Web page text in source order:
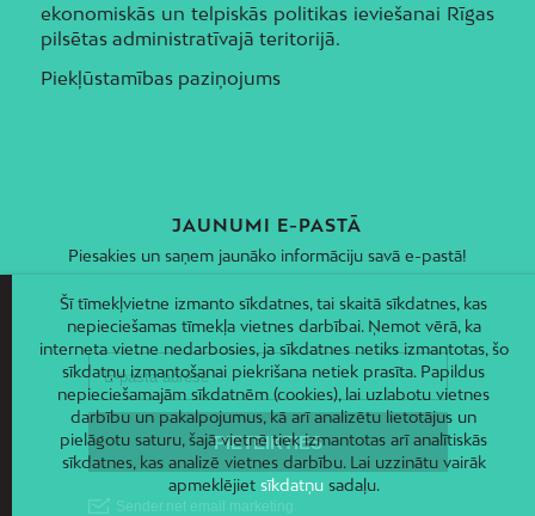
ekonomiskās un telpiskās politikas ieviešanai Rīgas
pilsētas administratīvajā teritorijā.
Piekļūstamības paziņojums
JAUNUMI E-PASTĀ
Piesakies un saņem jaunāko informāciju savā e-pastā!
Šī tīmekļvietne izmanto sīkdatnes, tai skaitā sīkdatnes, kas
nepieciešamas tīmekļa vietnes darbībai. Ņemot vērā, ka
interneta vietne nedarbosies, ja sīkdatnes netiks izmantotas, šo
sīkdatņu izmantošanai piekrišana netiek prasīta. Papildus
nepieciešamajām sīkdatnēm (cookies), lai uzlabotu vietnes
darbību un pakalpojumus, kā arī analizētu lietotājus un
pielāgotu saturu, šajā vietnē tiek izmantotas arī analītiskās
sīkdatnes, kas analizē vietnes darbību. Lai uzzinātu vairāk
apmeklējiet sīkdatņusadaļu.